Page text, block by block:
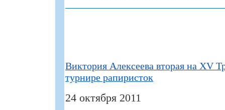
Виктория Алексеева вторая на XV
турнире рапиристок
24 октября 2011